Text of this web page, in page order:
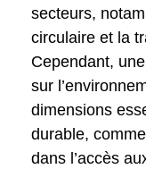
secteurs,
circulaire et la
Cependant,
sur
dimensions
durable,
dans l’accès